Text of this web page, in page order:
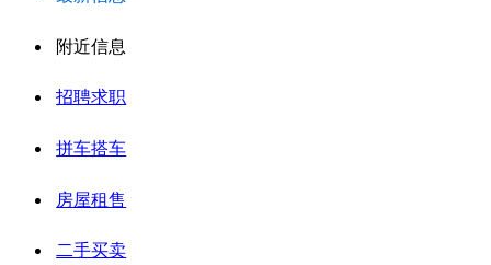
附近信息
招聘求职
拼车搭车
房屋租售
二手买卖